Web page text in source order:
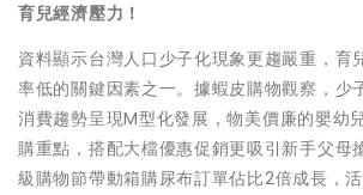
育兒經濟壓力！
資料顯示台灣人口少子化現象更趨嚴重，育
率低的關鍵因素之一。據蝦皮購物觀察，少
消費趨勢呈現M型化發展，物美價廉的嬰幼
購重點，搭配大檔優惠促銷更吸引新手父母
級購物節帶動箱購尿布訂單佔比2倍成長，